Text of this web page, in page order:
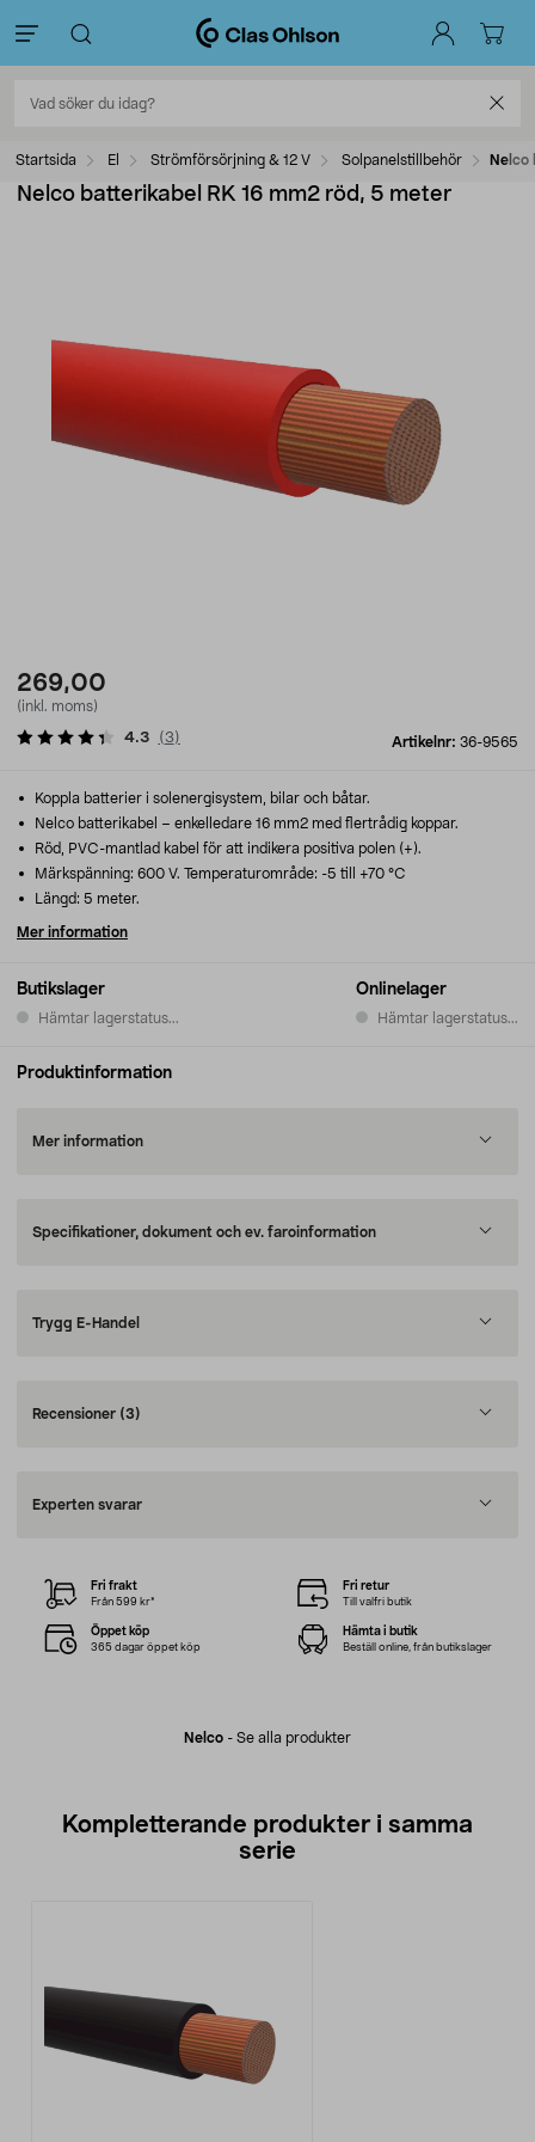
Startsida El Strömförsörjning & 12 V Solpanelstillbehör Nelco
Nelco batterikabel RK 16 mm2 röd, 5 meter
269,00
(inkl. moms)
Artikelnr: 36-9565
4.3 (3)
Butikslager
Hämtar lagerstatus...
Onlinelager
Hämtar lagerstatus...
Koppla batterier i solenergisystem, bilar och båtar.
Nelco batterikabel – enkelledare 16 mm2 med flertrådig koppar.
Röd, PVC-mantlad kabel för att indikera positiva polen (+).
Märkspänning: 600 V. Temperaturområde: -5 till +70 °C
Längd: 5 meter.
Mer information
Produktinformation
Mer information
Specifikationer, dokument och ev. faroinformation
Trygg E-Handel
Recensioner (3)
Experten svarar
Nelco - Se alla produkter
Fri frakt
Från 599 kr*
Fri retur
Till valfri butik
Öppet köp
365 dagar öppet köp
Hämta i butik
Beställ online, från butikslager
Kompletterande produkter i samma
serie